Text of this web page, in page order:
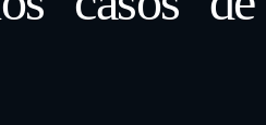
casos de